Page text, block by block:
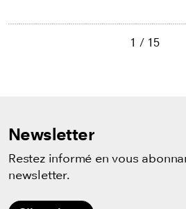
1 / 15
Newsletter
Restez informé en vous
newsletter.